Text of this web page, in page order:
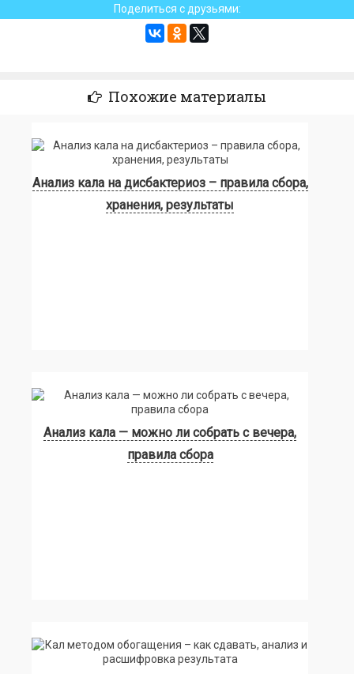
Поделиться с друзьями:
Похожие материалы
Анализ кала на дисбактериоз – правила сбора,
хранения, результаты
Анализ кала — можно ли собрать с вечера,
правила сбора